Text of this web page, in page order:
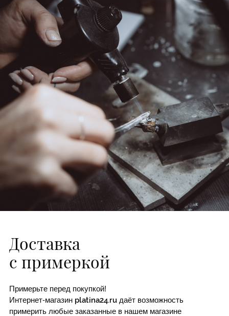
Доставка
с примеркой
Примерьте перед покупкой!
Интернет-магазин platina24.ru даёт возможность
примерить любые заказанные в нашем магазине